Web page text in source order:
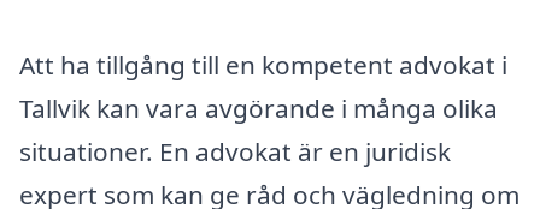
Att ha tillgång till en kompetent advokat i
Tallvik kan vara avgörande i många olika
situationer. En advokat är en juridisk
expert som kan ge råd och vägledning om